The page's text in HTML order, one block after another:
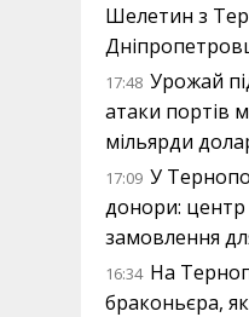
Шелетин з
17:48 Урожай
атаки портів
мільярди
17:09 У
донори: центр
замовлення
16:34 На
браконьєра,